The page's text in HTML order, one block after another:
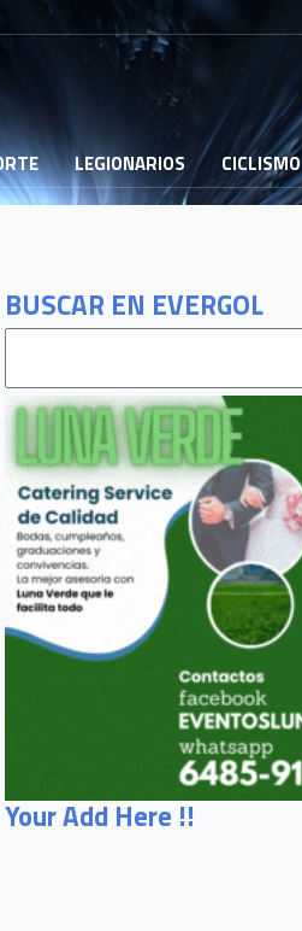
LEGIONARIOS CICLISMO
BUSCAR EN EVERGOL
Your Add Here !!